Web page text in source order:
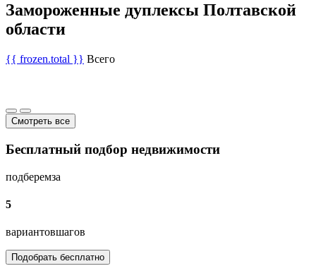
Замороженные дуплексы Полтавской
области
{{ frozen.total }} Всего
Смотреть все
Бесплатный подбор недвижимости
подберемза
5
вариантовшагов
Подобрать бесплатно